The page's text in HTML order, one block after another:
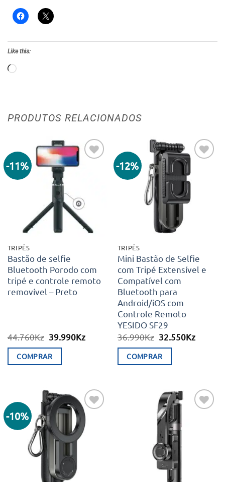
Like this:
Loading…
PRODUTOS RELACIONADOS
-11%
Adicionar
TRIPÊS
Bastão de selfie
Bluetooth Porodo com
tripé e controle remoto
removível – Preto
44.760Kz O
original
era:
39.990KzO
COMPRAR
-12%
Adicionar
aos meus
desejos
TRIPÊS
Mini Bastão de Selfie
com Tripé Extensível e
Compatível com
Bluetooth para
Android/iOS com
Controle Remoto
YESIDO SF29
36.990Kz O
original
era:
32.550KzO
COMPRAR
-10%
Adicionar
aos meus
desejos
aos meus